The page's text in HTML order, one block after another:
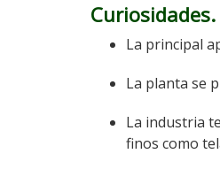
La principal
La planta se
La industria
finos como